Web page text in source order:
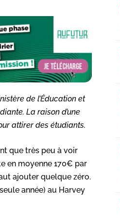
de l’Éducation et
La raison d’une
attirer des étudiants.
que très peu à voir
en moyenne 170€ par
ajouter quelque zéro.
année) au Harvey